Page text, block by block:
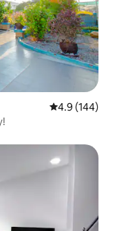
Calificación
4.9 (144)